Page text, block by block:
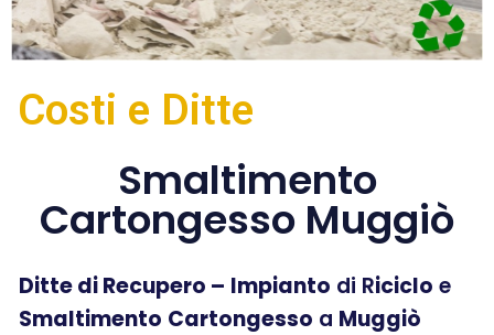
Costi e Ditte
Smaltimento
Cartongesso Muggiò
Ditte di Recupero – Impianto di Riciclo e
Smaltimento Cartongesso a Muggiò